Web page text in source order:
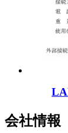
会社情報